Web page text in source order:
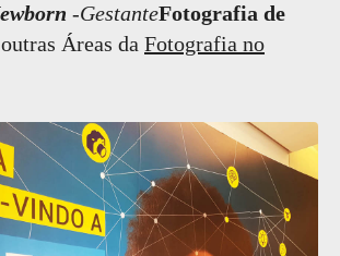
-GestanteFotografia de
Áreas da Fotografia no